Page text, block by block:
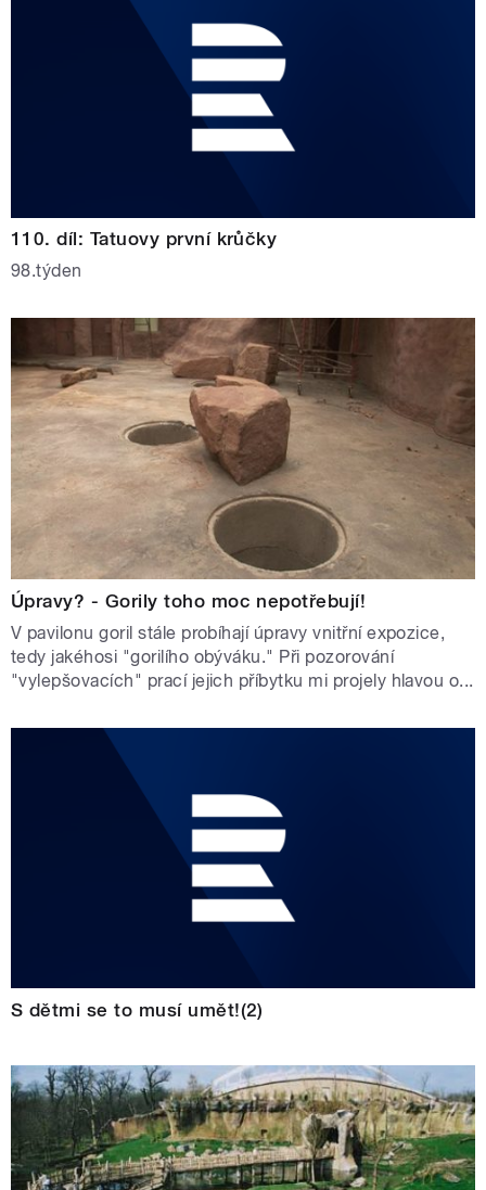
110. díl: Tatuovy první krůčky
98.týden
Úpravy? - Gorily toho moc nepotřebují!
V pavilonu goril stále probíhají úpravy vnitřní expozice,
tedy jakéhosi "gorilího obýváku." Při pozorování
"vylepšovacích" prací jejich příbytku mi projely hlavou o...
S dětmi se to musí umět!(2)